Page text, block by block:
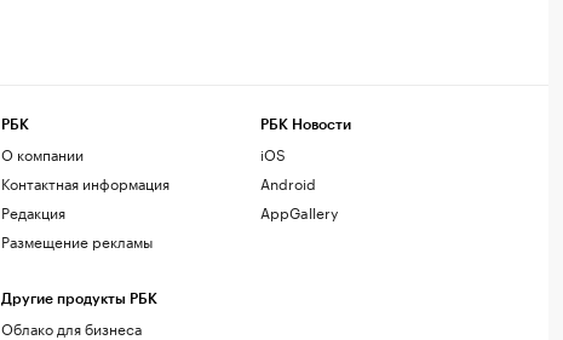
РБК
О компании
Контактная информация
Редакция
Размещение рекламы
Другие продукты РБК
Облако для бизнеса
РБК Новости
iOS
Android
AppGallery